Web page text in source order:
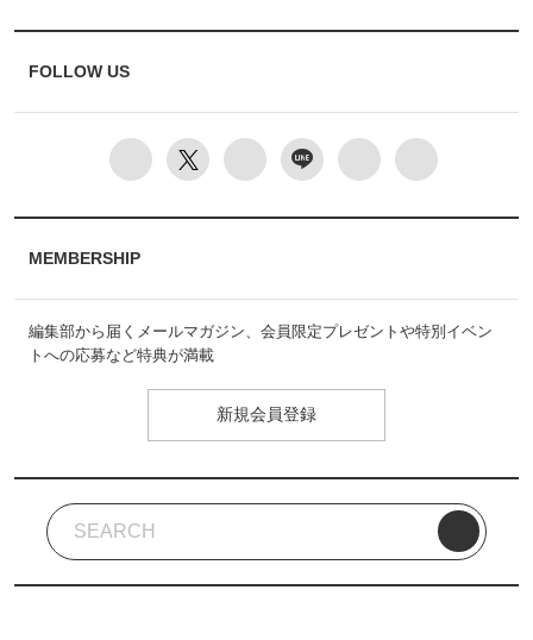
FOLLOW US
MEMBERSHIP
編集部から届くメールマガジン、会員限定プレゼントや特別イベン
トへの応募など特典が満載
新規会員登録